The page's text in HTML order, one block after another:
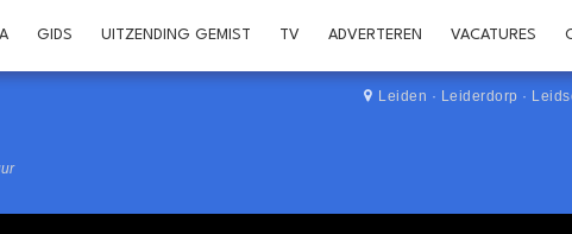
GIDS UITZENDING GEMIST TV ADVERTEREN VACATURES
Leiden · Leiderdorp ·